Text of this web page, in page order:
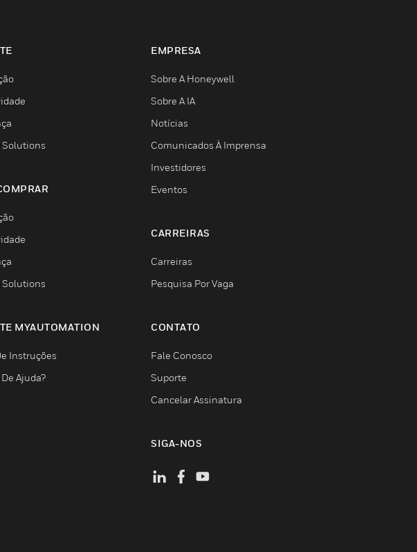
Solutions
Solutions
MYAUTOMATION
Instruções
Ajuda?
EMPRESA
Sobre A Honeywell
Sobre A IA
Notícias
Comunicados À Imprensa
Investidores
Eventos
CARREIRAS
Carreiras
Pesquisa Por Vaga
CONTATO
Fale Conosco
Suporte
Cancelar Assinatura
SIGA-NOS